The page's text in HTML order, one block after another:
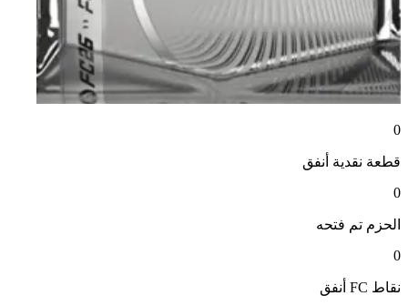
0
قطعة نقدية أنفق
0
الحزم تم فتحه
0
نقاط FC
أنفق